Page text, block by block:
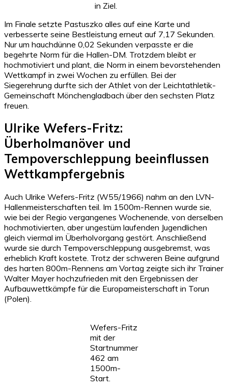
in Ziel.
Im Finale setzte Pastuszko alles auf eine Karte und
verbesserte seine Bestleistung erneut auf 7,17 Sekunden.
Nur um hauchdünne 0,02 Sekunden verpasste er die
begehrte Norm für die Hallen-DM. Trotzdem bleibt er
hochmotiviert und plant, die Norm in einem bevorstehenden
Wettkampf in zwei Wochen zu erfüllen. Bei der
Siegerehrung durfte sich der Athlet von der Leichtathletik-
Gemeinschaft Mönchengladbach über den sechsten Platz
freuen.
Ulrike Wefers-Fritz:
Überholmanöver und
Tempoverschleppung beeinflussen
Wettkampfergebnis
Auch Ulrike Wefers-Fritz (W55/1966) nahm an den LVN-
Hallenmeisterschaften teil. Im 1500m-Rennen wurde sie,
wie bei der Regio vergangenes Wochenende, von derselben
hochmotivierten, aber ungestüm laufenden Jugendlichen
gleich viermal im Überholvorgang gestört. Anschließend
wurde sie durch Tempoverschleppung ausgebremst, was
erheblich Kraft kostete. Trotz der schweren Beine aufgrund
des harten 800m-Rennens am Vortag zeigte sich ihr Trainer
Walter Mayer hochzufrieden mit den Ergebnissen der
Aufbauwettkämpfe für die Europameisterschaft in Torun
(Polen).
Wefers-Fritz
mit der
Startnummer
462 am
1500m-
Start.